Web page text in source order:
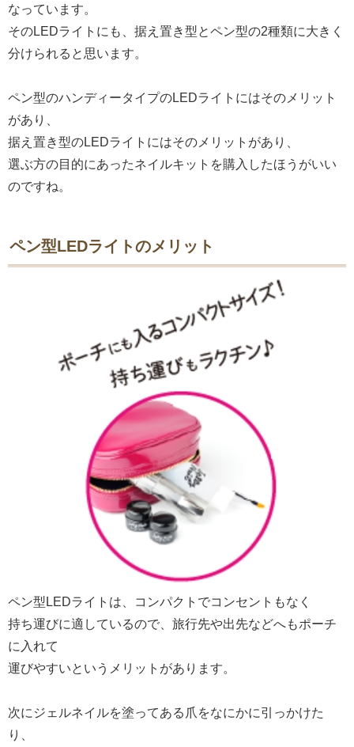
なっています。
そのLEDライトにも、据え置き型とペン型の2種類に大きく
分けられると思います。
ペン型のハンディータイプのLEDライトにはそのメリット
があり、
据え置き型のLEDライトにはそのメリットがあり、
選ぶ方の目的にあったネイルキットを購入したほうがいい
のですね。
ペン型LEDライトのメリット
ペン型LEDライトは、コンパクトでコンセントもなく
持ち運びに適しているので、旅行先や出先などへもポーチ
に入れて
運びやすいというメリットがあります。
次にジェルネイルを塗ってある爪をなにかに引っかけた
り、